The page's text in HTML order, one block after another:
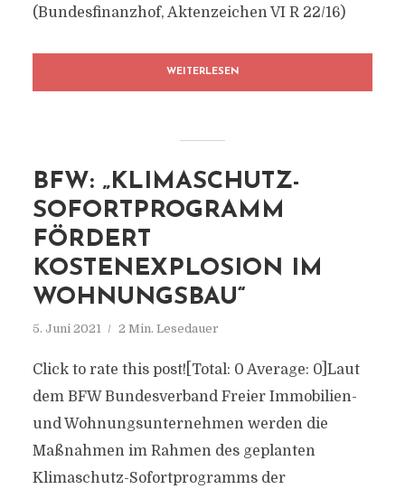
(Bundesfinanzhof, Aktenzeichen VI R 22/16)
WEITERLESEN
BFW: „KLIMASCHUTZ-
SOFORTPROGRAMM
FÖRDERT
KOSTENEXPLOSION IM
WOHNUNGSBAU“
5. Juni 2021 2 Min. Lesedauer
Click to rate this post![Total: 0 Average: 0]Laut
dem BFW Bundesverband Freier Immobilien-
und Wohnungsunternehmen werden die
Maßnahmen im Rahmen des geplanten
Klimaschutz-Sofortprogramms der